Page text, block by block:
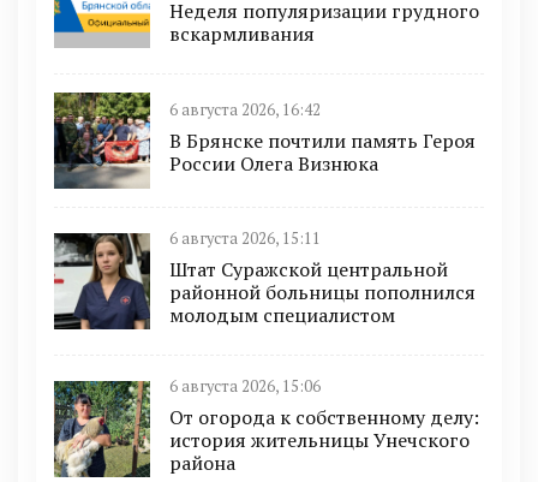
Неделя популяризации грудного
вскармливания
6 августа 2026, 16:42
В Брянске почтили память Героя
России Олега Визнюка
6 августа 2026, 15:11
Штат Суражской центральной
районной больницы пополнился
молодым специалистом
6 августа 2026, 15:06
От огорода к собственному делу:
история жительницы Унечского
района